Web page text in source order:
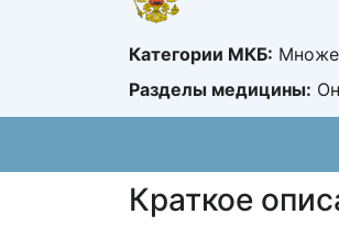
Категории МКБ:
Разделы медицины:
Краткое